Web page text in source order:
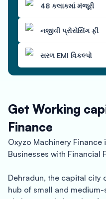
48 કલાકમાં મંજૂરી
નજીવી પ્રોસેસિંગ ફી
સરળ EMI વિકલ્પો
Get Working
Finance
Oxyzo Machinery Finance
Businesses with Financial
Dehradun, the capital city
hub of small and medium-